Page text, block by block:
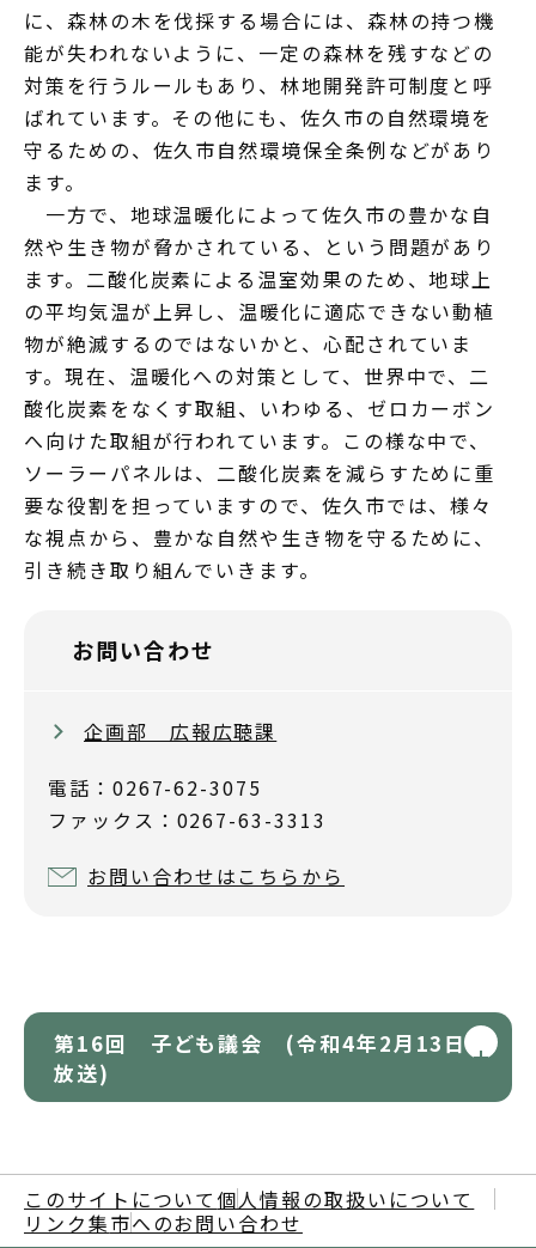
に、森林の木を伐採する場合には、森林の持つ機
能が失われないように、一定の森林を残すなどの
対策を行うルールもあり、林地開発許可制度と呼
ばれています。その他にも、佐久市の自然環境を
守るための、佐久市自然環境保全条例などがあり
ます。
一方で、地球温暖化によって佐久市の豊かな自
然や生き物が脅かされている、という問題があり
ます。二酸化炭素による温室効果のため、地球上
の平均気温が上昇し、温暖化に適応できない動植
物が絶滅するのではないかと、心配されていま
す。現在、温暖化への対策として、世界中で、二
酸化炭素をなくす取組、いわゆる、ゼロカーボン
へ向けた取組が行われています。この様な中で、
ソーラーパネルは、二酸化炭素を減らすために重
要な役割を担っていますので、佐久市では、様々
な視点から、豊かな自然や生き物を守るために、
引き続き取り組んでいきます。
お問い合わせ
企画部 広報広聴課
電話：0267-62-3075
ファックス：0267-63-3313
お問い合わせはこちらから
第16回 子ども議会 (令和4年2月13日
放送)
このサイトについて 個人情報の取扱いについて
リンク集市へのお問い合わせ